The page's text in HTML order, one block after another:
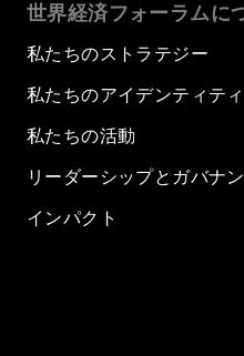
世界経済フォーラムに
私たちのストラテジー
私たちのアイデンティティ
私たちの活動
リーダーシップとガバナ
インパクト